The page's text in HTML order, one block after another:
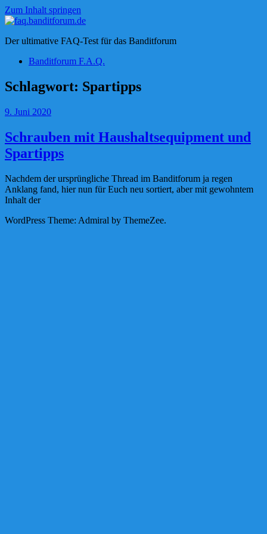
Zum Inhalt springen
faq.banditforum.de
Der ultimative FAQ-Test für das Banditforum
Banditforum F.A.Q.
Schlagwort: Spartipps
9. Juni 2020
Schrauben mit Haushaltsequipment und
Spartipps
Nachdem der ursprüngliche Thread im Banditforum ja regen
Anklang fand, hier nun für Euch neu sortiert, aber mit gewohntem
Inhalt der
WordPress Theme: Admiral by ThemeZee.